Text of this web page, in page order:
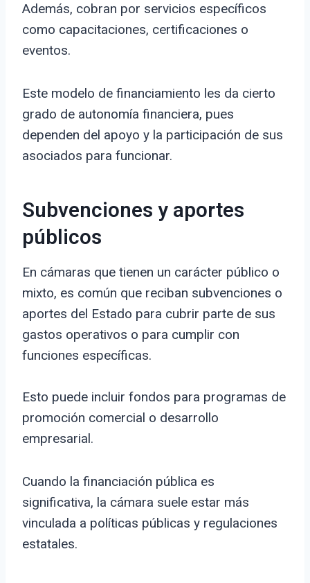
Además, cobran por servicios específicos
como capacitaciones, certificaciones o
eventos.
Este modelo de financiamiento les da cierto
grado de autonomía financiera, pues
dependen del apoyo y la participación de sus
asociados para funcionar.
Subvenciones y aportes
públicos
En cámaras que tienen un carácter público o
mixto, es común que reciban subvenciones o
aportes del Estado para cubrir parte de sus
gastos operativos o para cumplir con
funciones específicas.
Esto puede incluir fondos para programas de
promoción comercial o desarrollo
empresarial.
Cuando la financiación pública es
significativa, la cámara suele estar más
vinculada a políticas públicas y regulaciones
estatales.